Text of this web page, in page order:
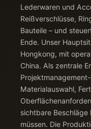
Lederwaren und
Reißverschlüsse,
Bauteile – und
Ende. Unser
Hongkong, mit
China. Als zentrale
Materialauswahl,
sichtbare
müssen. Die